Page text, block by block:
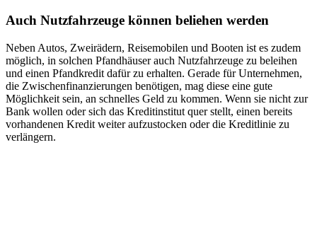
Auch Nutzfahrzeuge können beliehen werden
Neben Autos, Zweirädern, Reisemobilen und Booten ist es zudem
möglich, in solchen Pfandhäuser auch Nutzfahrzeuge zu beleihen
und einen Pfandkredit dafür zu erhalten. Gerade für Unternehmen,
die Zwischenfinanzierungen benötigen, mag diese eine gute
Möglichkeit sein, an schnelles Geld zu kommen. Wenn sie nicht zur
Bank wollen oder sich das Kreditinstitut quer stellt, einen bereits
vorhandenen Kredit weiter aufzustocken oder die Kreditlinie zu
verlängern.